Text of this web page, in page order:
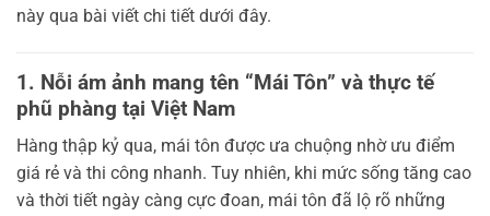
này qua bài viết chi tiết dưới đây.
1. Nỗi ám ảnh mang tên “Mái Tôn” và thực tế
phũ phàng tại Việt Nam
Hàng thập kỷ qua, mái tôn được ưa chuộng nhờ ưu điểm
giá rẻ và thi công nhanh. Tuy nhiên, khi mức sống tăng cao
và thời tiết ngày càng cực đoan, mái tôn đã lộ rõ những